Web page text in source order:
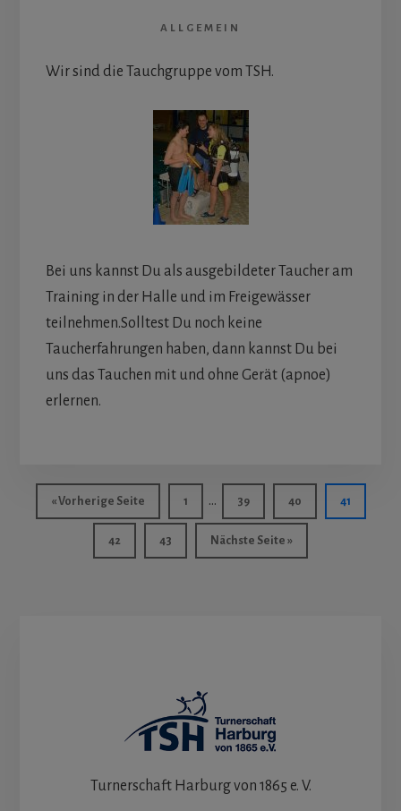
ALLGEMEIN
Wir sind die Tauchgruppe vom TSH.
Bei uns kannst Du als ausgebildeter Taucher am
Training in der Halle und im Freigewässer
teilnehmen.Solltest Du noch keine
Taucherfahrungen haben, dann kannst Du bei
uns das Tauchen mit und ohne Gerät (apnoe)
erlernen.
« Vorherige SeiteaufrufenSeite
1
Weggelassene
Zwischenseiten
… Seite
39 Seite
40 Seite
41
Seite
42 Seite
43 Nächste Seite aufrufen
»
Turnerschaft Harburg von 1865 e. V.